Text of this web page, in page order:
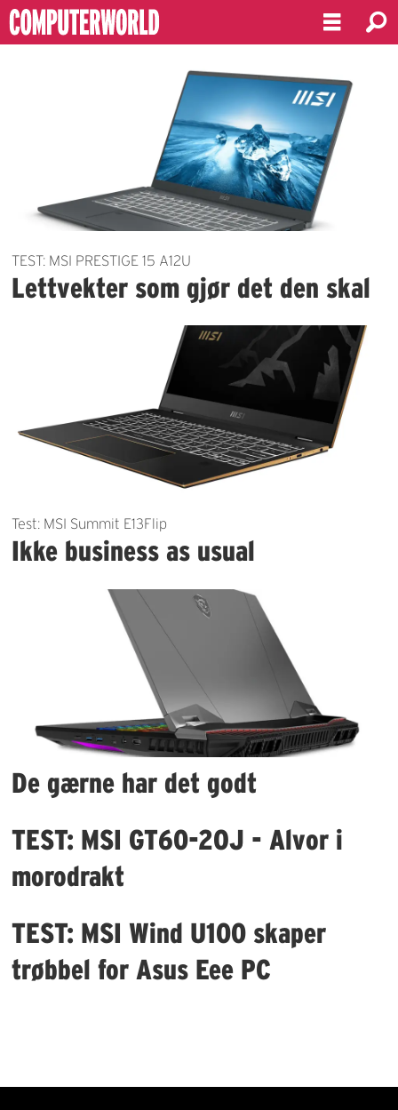
TEST: MSI PRESTIGE 15 A12U
Lettvekter som gjør det den skal
Test: MSI Summit E13Flip
Ikke business as usual
De gærne har det godt
TEST: MSI GT60-2OJ - Alvor i
morodrakt
TEST: MSI Wind U100 skaper
trøbbel for Asus Eee PC